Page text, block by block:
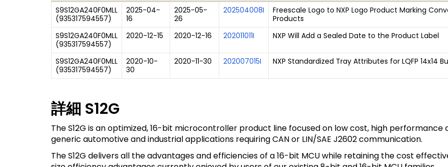
S9S12GA240F0MLL
(935317594557)
2025-04-
16
2025-05-
26
202504008I
Freescale Logo to NXP Logo Product Marking
Products
S9S12GA240F0MLL
(935317594557)
2020-12-15 2020-12-16 202011011I NXP Will Add a Sealed Date to the Product Label
S9S12GA240F0MLL
(935317594557)
2020-10-
30
2020-11-30 202007015I NXP Standardized Tray Attributes for LQFP 14x14
詳細 S12G
The S12G is an optimized, 16-bit microcontroller product line focused on low cost, high performance
generic automotive and industrial applications requiring CAN or LIN/SAE J2602 communication.
The S12G delivers all the advantages and efficiencies of a 16-bit MCU while retaining the cost